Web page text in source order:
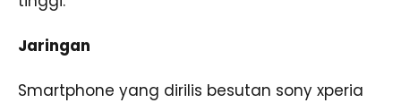
Jaringan
Smartphone yang dirilis besutan sony xperia